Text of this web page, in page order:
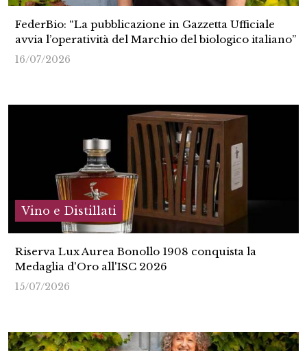
FederBio: “La pubblicazione in Gazzetta Ufficiale
avvia l’operatività del Marchio del biologico italiano”
16/07/2026
Vino e Distillati
Riserva Lux Aurea Bonollo 1908 conquista la
Medaglia d'Oro all'ISC 2026
15/07/2026